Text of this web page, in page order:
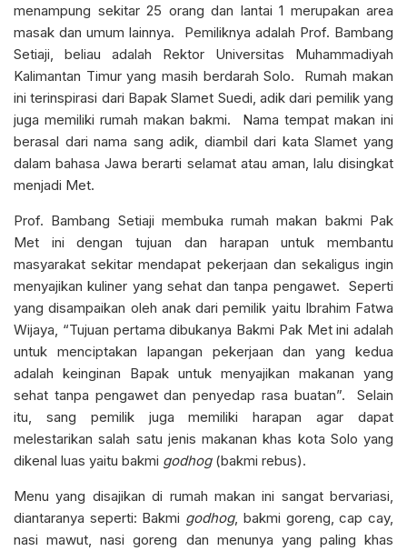
menampung sekitar 25 orang dan lantai 1 merupakan area
masak dan umum lainnya. Pemiliknya adalah Prof. Bambang
Setiaji, beliau adalah Rektor Universitas Muhammadiyah
Kalimantan Timur yang masih berdarah Solo. Rumah makan
ini terinspirasi dari Bapak Slamet Suedi, adik dari pemilik yang
juga memiliki rumah makan bakmi. Nama tempat makan ini
berasal dari nama sang adik, diambil dari kata Slamet yang
dalam bahasa Jawa berarti selamat atau aman, lalu disingkat
menjadi Met.
Prof. Bambang Setiaji membuka rumah makan bakmi Pak
Met ini dengan tujuan dan harapan untuk membantu
masyarakat sekitar mendapat pekerjaan dan sekaligus ingin
menyajikan kuliner yang sehat dan tanpa pengawet. Seperti
yang disampaikan oleh anak dari pemilik yaitu Ibrahim Fatwa
Wijaya, “Tujuan pertama dibukanya Bakmi Pak Met ini adalah
untuk menciptakan lapangan pekerjaan dan yang kedua
adalah keinginan Bapak untuk menyajikan makanan yang
sehat tanpa pengawet dan penyedap rasa buatan”. Selain
itu, sang pemilik juga memiliki harapan agar dapat
melestarikan salah satu jenis makanan khas kota Solo yang
dikenal luas yaitu bakmi godhog(bakmi rebus).
Menu yang disajikan di rumah makan ini sangat bervariasi,
diantaranya seperti: Bakmi godhog, bakmi goreng, cap cay,
nasi mawut, nasi goreng dan menunya yang paling khas